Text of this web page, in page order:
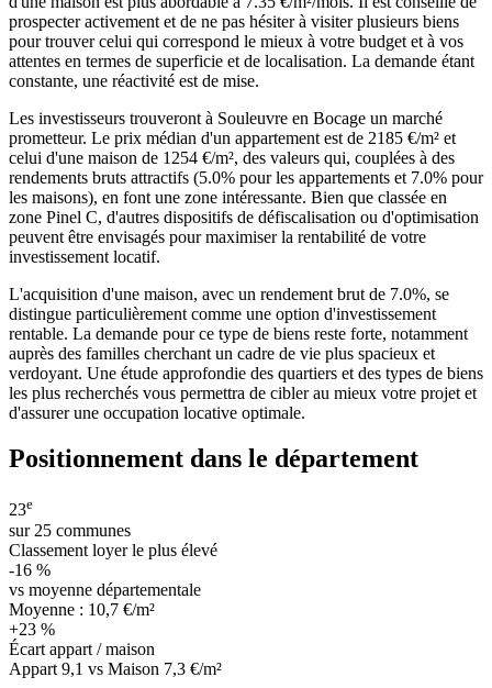
prospecter activement et de ne pas hésiter à visiter plusieurs biens
pour trouver celui qui correspond le mieux à votre budget et à vos
attentes en termes de superficie et de localisation. La demande étant
constante, une réactivité est de mise.
Les investisseurs trouveront à Souleuvre en Bocage un marché
prometteur. Le prix médian d'un appartement est de 2185 €/m² et
celui d'une maison de 1254 €/m², des valeurs qui, couplées à des
rendements bruts attractifs (5.0% pour les appartements et 7.0% pour
les maisons), en font une zone intéressante. Bien que classée en
zone Pinel C, d'autres dispositifs de défiscalisation ou d'optimisation
peuvent être envisagés pour maximiser la rentabilité de votre
investissement locatif.
L'acquisition d'une maison, avec un rendement brut de 7.0%, se
distingue particulièrement comme une option d'investissement
rentable. La demande pour ce type de biens reste forte, notamment
auprès des familles cherchant un cadre de vie plus spacieux et
verdoyant. Une étude approfondie des quartiers et des types de biens
les plus recherchés vous permettra de cibler au mieux votre projet et
d'assurer une occupation locative optimale.
Positionnement dans le département
23e
sur 25 communes
Classement loyer le plus élevé
-16 %
vs moyenne départementale
Moyenne : 10,7 €/m²
+23 %
Écart appart / maison
Appart 9,1 vs Maison 7,3 €/m²